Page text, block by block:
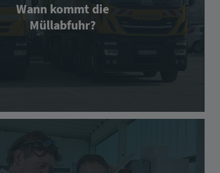
Wann kommt die
Müllabfuhr?